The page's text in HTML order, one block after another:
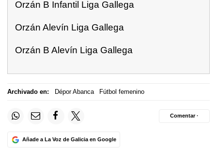
Orzán B Infantil Liga Gallega
Orzán Alevín Liga Gallega
Orzán B Alevín Liga Gallega
Archivado en: Dépor Abanca Fútbol femenino
Añade a La Voz de Galicia en Google
Comentar ·